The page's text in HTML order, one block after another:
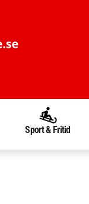
Sport & Fritid